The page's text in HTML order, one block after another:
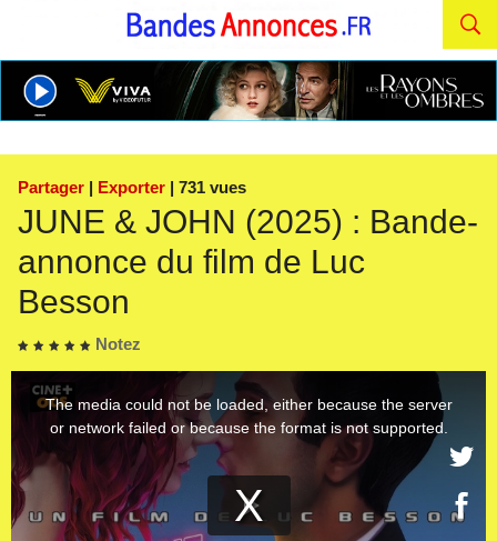
Partager | Exporter | 731 vues
JUNE & JOHN (2025) : Bande-
annonce du film de Luc
Besson
Notez